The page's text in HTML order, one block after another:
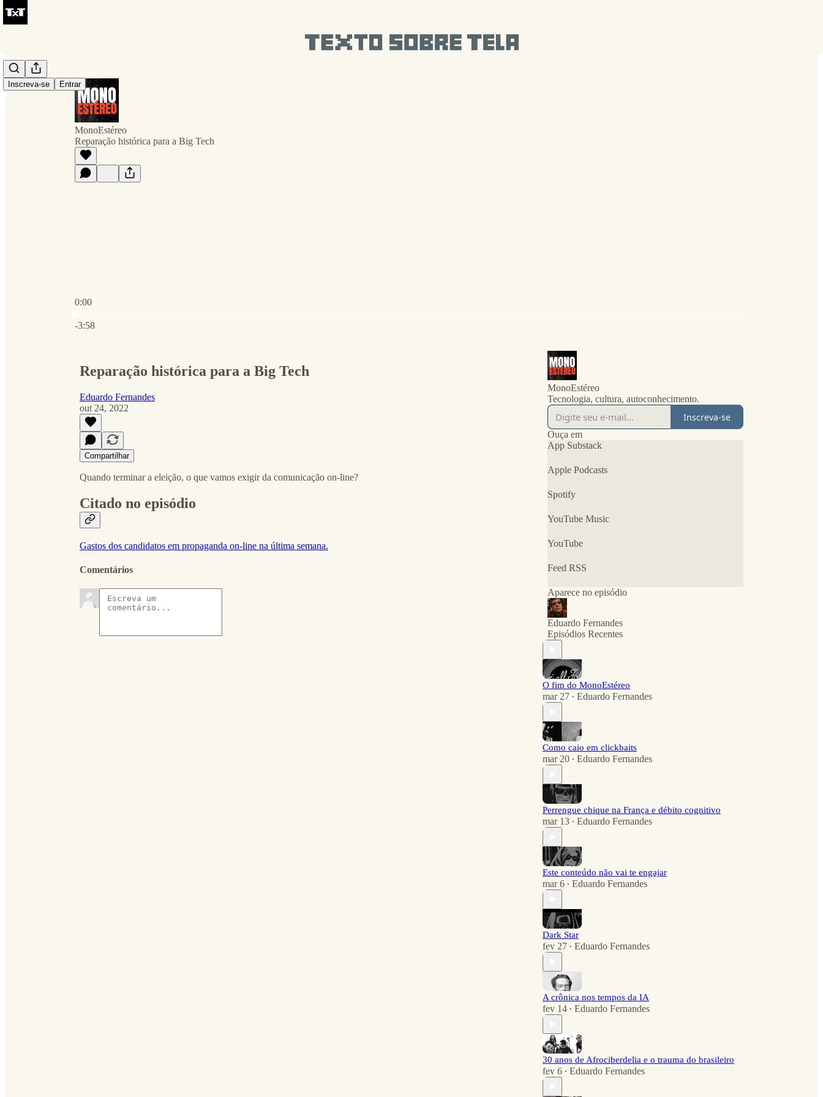
Inscreva-se Entrar
MonoEstéreo
Reparação histórica para a Big Tech
0:00
-3:58
Reparação histórica para a Big Tech
Eduardo Fernandes
out 24, 2022
Compartilhar
Quando terminar a eleição, o que vamos exigir da comunicação on-line?
Citado no episódio
Gastos dos candidatos em propaganda on-line na última semana.
Comentários
MonoEstéreo
Tecnologia, cultura, autoconhecimento.
Inscreva-se
Ouça em
App Substack
Apple Podcasts
Spotify
YouTube Music
YouTube
Feed RSS
Aparece no episódio
Eduardo Fernandes
Episódios Recentes
O fim do MonoEstéreo
mar 27 • Eduardo Fernandes
Como caio em clickbaits
mar 20 • Eduardo Fernandes
Perrengue chique na França e débito cognitivo
mar 13 • Eduardo Fernandes
Este conteúdo não vai te engajar
mar 6 • Eduardo Fernandes
Dark Star
fev 27 • Eduardo Fernandes
A crônica nos tempos da IA
fev 14 • Eduardo Fernandes
30 anos de Afrociberdelia e o trauma do brasileiro
fev 6 • Eduardo Fernandes